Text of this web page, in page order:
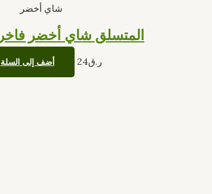
شاي أخضر
المتسلق شاي أخضر فاخر ٢٥٠
ر.ق24 أضف إلى السلة